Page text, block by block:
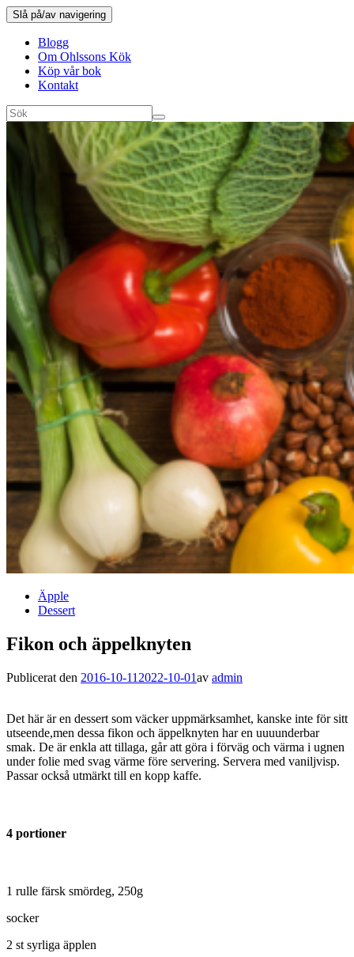
Slå på/av navigering
Blogg
Om Ohlssons Kök
Köp vår bok
Kontakt
Äpple
Dessert
Fikon och äppelknyten
Publicerat den 2016-10-11 2022-10-01av admin
Det här är en dessert som väcker uppmärksamhet, kanske inte för sitt
utseende,men dessa fikon och äppelknyten har en uuuunderbar
smak. De är enkla att tillaga, går att göra i förväg och värma i ugnen
under folie med svag värme före servering. Servera med vaniljvisp.
Passar också utmärkt till en kopp kaffe.
4 portioner
1 rulle färsk smördeg, 250g
socker
2 st syrliga äpplen